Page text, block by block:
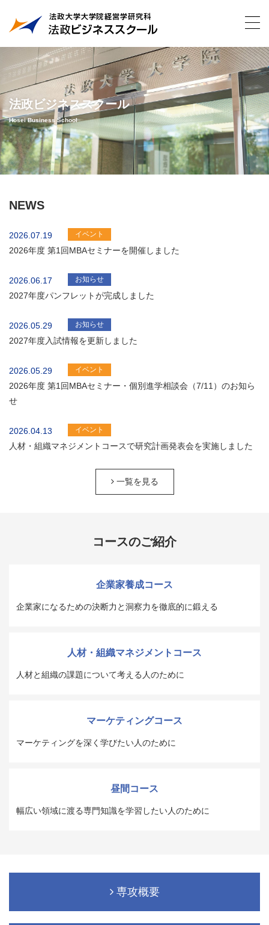
法政ビジネススクール
Hosei Business School
NEWS
2026.07.19 イベント
2026年度 第1回MBAセミナーを開催しました
2026.06.17 お知らせ
2027年度パンフレットが完成しました
2026.05.29 お知らせ
2027年度入試情報を更新しました
2026.05.29 イベント
2026年度 第1回MBAセミナー・個別進学相談会（7/11）のお知ら
せ
2026.04.13 イベント
人材・組織マネジメントコースで研究計画発表会を実施しました
一覧を見る
コースのご紹介
企業家養成コース
企業家になるための決断力と洞察力を徹底的に鍛える
人材・組織マネジメントコース
人材と組織の課題について考える人のために
マーケティングコース
マーケティングを深く学びたい人のために
昼間コース
幅広い領域に渡る専門知識を学習したい人のために
専攻概要